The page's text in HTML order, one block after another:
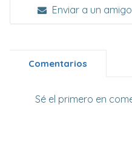
Enviar a un amigo
Comentarios
Sé el primero en